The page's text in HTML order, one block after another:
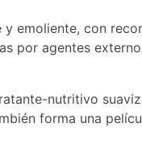
y emoliente, con
por agentes
nutritivo
forma una